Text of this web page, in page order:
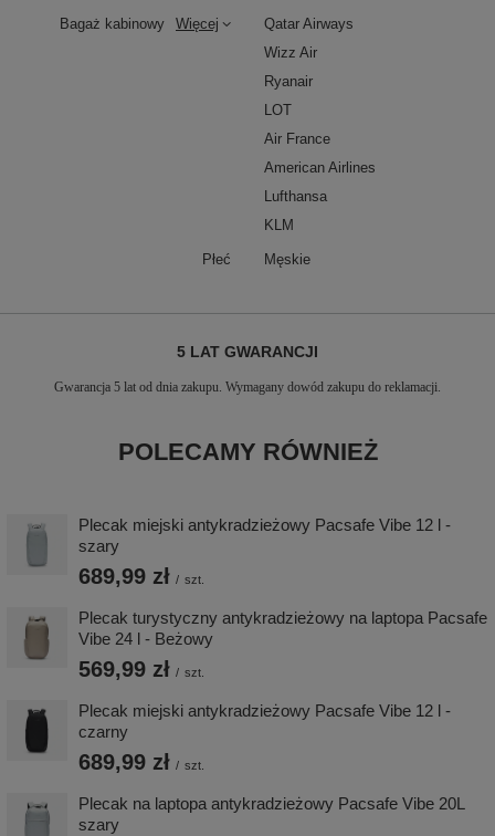
Bagaż kabinowy Więcej
Qatar Airways
Wizz Air
Ryanair
LOT
Air France
American Airlines
Lufthansa
KLM
Płeć Męskie
5 LAT GWARANCJI
Gwarancja 5 lat od dnia zakupu. Wymagany dowód zakupu do reklamacji.
POLECAMY RÓWNIEŻ
Plecak miejski antykradzieżowy Pacsafe Vibe 12 l -
szary
689,99 zł / szt.
Plecak turystyczny antykradzieżowy na laptopa Pacsafe
Vibe 24 l - Beżowy
569,99 zł / szt.
Plecak miejski antykradzieżowy Pacsafe Vibe 12 l -
czarny
689,99 zł / szt.
Plecak na laptopa antykradzieżowy Pacsafe Vibe 20L
szary